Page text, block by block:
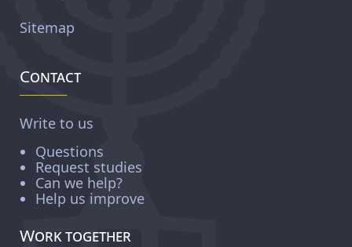
Sitemap
Contact
Write to us
Questions
Request studies
Can we help?
Help us improve
Work together